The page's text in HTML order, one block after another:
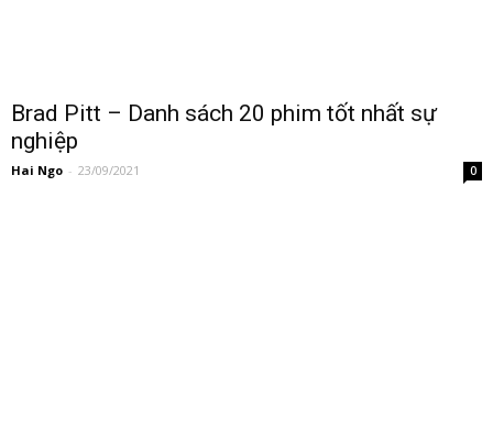
Brad Pitt – Danh sách 20 phim tốt nhất sự
nghiệp
Hai Ngo - 23/09/2021 0